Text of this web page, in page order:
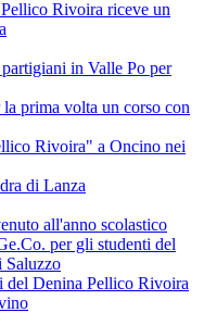
Rivoira riceve un
in Valle Po per
prima volta un corso con
Rivoira" a Oncino nei
di Lanza
all'anno scolastico
per gli studenti del
del Denina Pellico Rivoira